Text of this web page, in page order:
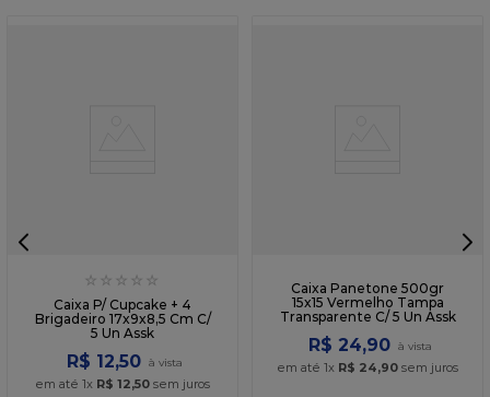
☆ ☆ ☆ ☆ ☆
Caixa P/ Cupcake + 4
Brigadeiro 17x9x8,5 Cm C/
5 Un Assk
R$ 12,50
em até 1x R$ 12,50 sem juros
☆ ☆ ☆
Caixa Panetone 500gr
15x15 Vermelho Tampa
Transparente C/ 5 Un Assk
R$ 24,90